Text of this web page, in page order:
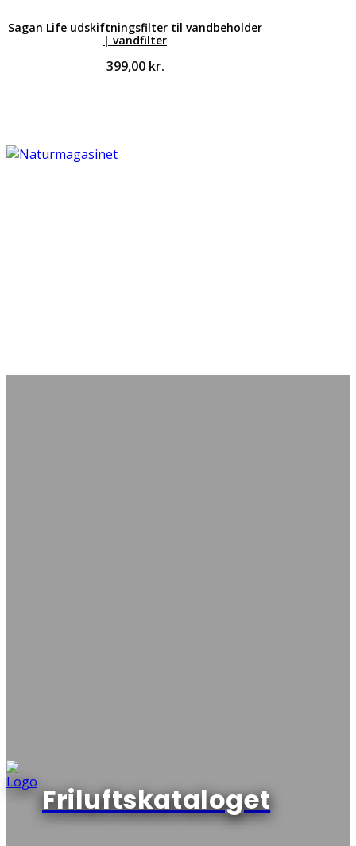
Sagan Life udskiftningsfilter til vandbeholder
| vandfilter
399,00 kr.
Friluftskataloget